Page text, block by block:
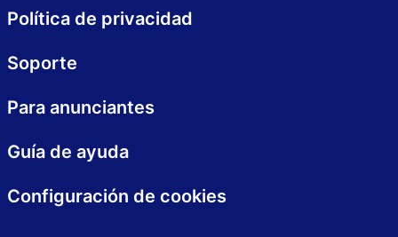
Política de privacidad
Soporte
Para anunciantes
Guía de ayuda
Configuración de cookies